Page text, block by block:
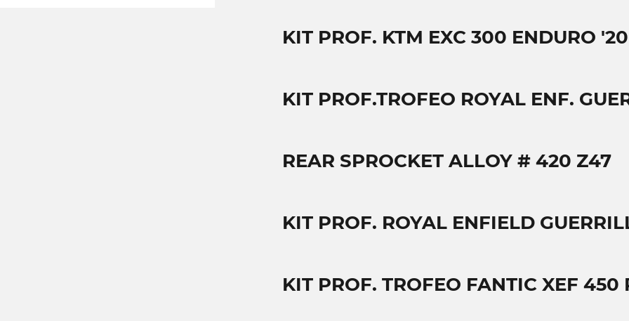
KIT PROF. KTM EXC 300 ENDURO '20
KIT PROF.TROFEO ROYAL ENF.
REAR SPROCKET ALLOY # 420 Z47
KIT PROF. ROYAL ENFIELD
KIT PROF. TROFEO FANTIC XEF 450